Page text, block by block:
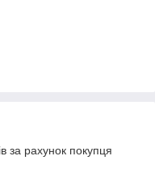
за рахунок покупця